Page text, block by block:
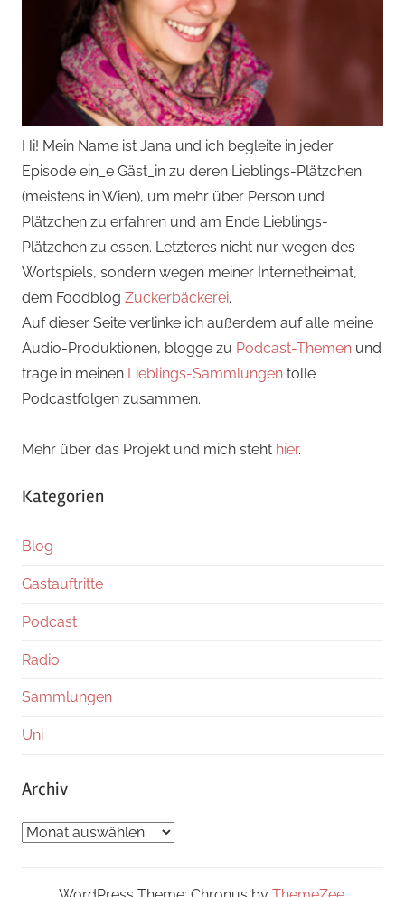
Hi! Mein Name ist Jana und ich begleite in jeder
Episode ein_e Gäst_in zu deren Lieblings-Plätzchen
(meistens in Wien), um mehr über Person und
Plätzchen zu erfahren und am Ende Lieblings-
Plätzchen zu essen. Letzteres nicht nur wegen des
Wortspiels, sondern wegen meiner Internetheimat,
dem Foodblog Zuckerbäckerei.
Auf dieser Seite verlinke ich außerdem auf alle meine
Audio-Produktionen, blogge zu Podcast-Themen und
trage in meinen Lieblings-Sammlungen tolle
Podcastfolgen zusammen.
Mehr über das Projekt und mich steht hier.
Kategorien
Blog
Gastauftritte
Podcast
Radio
Sammlungen
Uni
Archiv
Archiv